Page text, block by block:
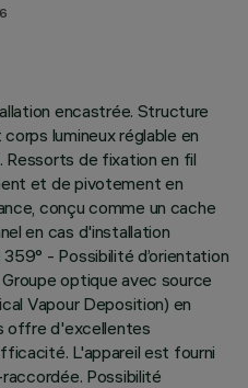
encastrée. Structure
lumineux réglable en
Ressorts de fixation en fil
et de pivotement en
conçu comme un cache
en cas d'installation
- Possibilité d’orientation
optique avec source
Vapour Deposition) en
offre d'excellentes
L'appareil est fourni
Possibilité